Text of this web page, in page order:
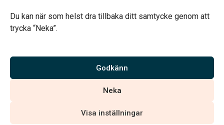
Du kan när som helst dra tillbaka ditt samtycke genom att
trycka “Neka”.
Godkänn
Neka
Visa inställningar
Vårt systerbolag Verahill hjälper dig med familjejuridiken –
Vi är auktoriserade av Sveriges Begravningsbyråers Förbund och
har högt ställda krav på utbildning, kvalitet, miljö och arbetsmiljö.